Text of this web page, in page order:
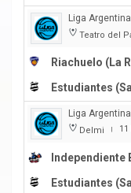
Liga
Teatro del
Riachuelo (La
Estudiantes
Liga
Delmi | 11
Independiente
Estudiantes